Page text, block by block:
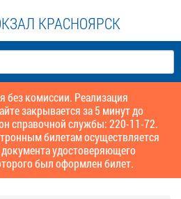
КРАСНОЯРСК
без комиссии. Реализация
закрывается за 5 минут до
справочной службы: 220-11-72.
билетам осуществляется
удостоверяющего
был оформлен билет.